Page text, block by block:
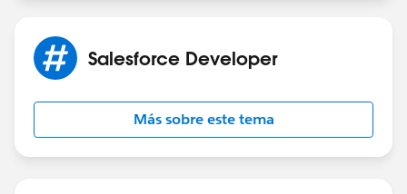
Salesforce Developer
Más sobre este tema